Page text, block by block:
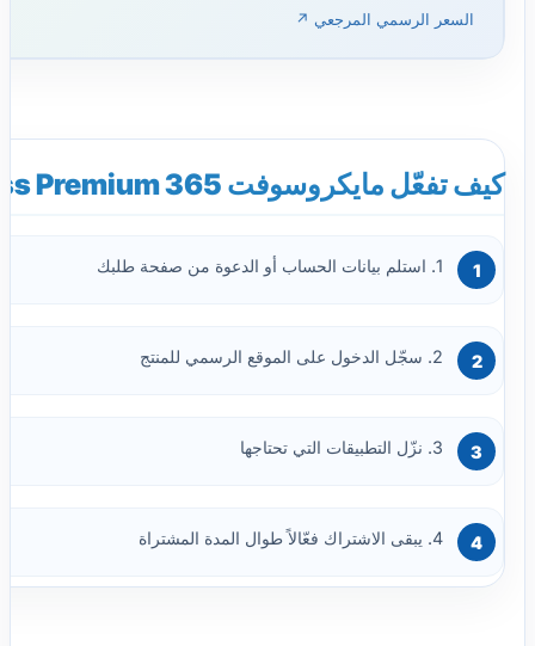
السعر الرسمي المرجعي ↗
كيف تفعّل مايكروسوفت 365 Business Premium؟
1. استلم بيانات الحساب أو الدعوة من صفحة طلبك
2. سجّل الدخول على الموقع الرسمي للمنتج
3. نزّل التطبيقات التي تحتاجها
4. يبقى الاشتراك فعّالاً طوال المدة المشتراة